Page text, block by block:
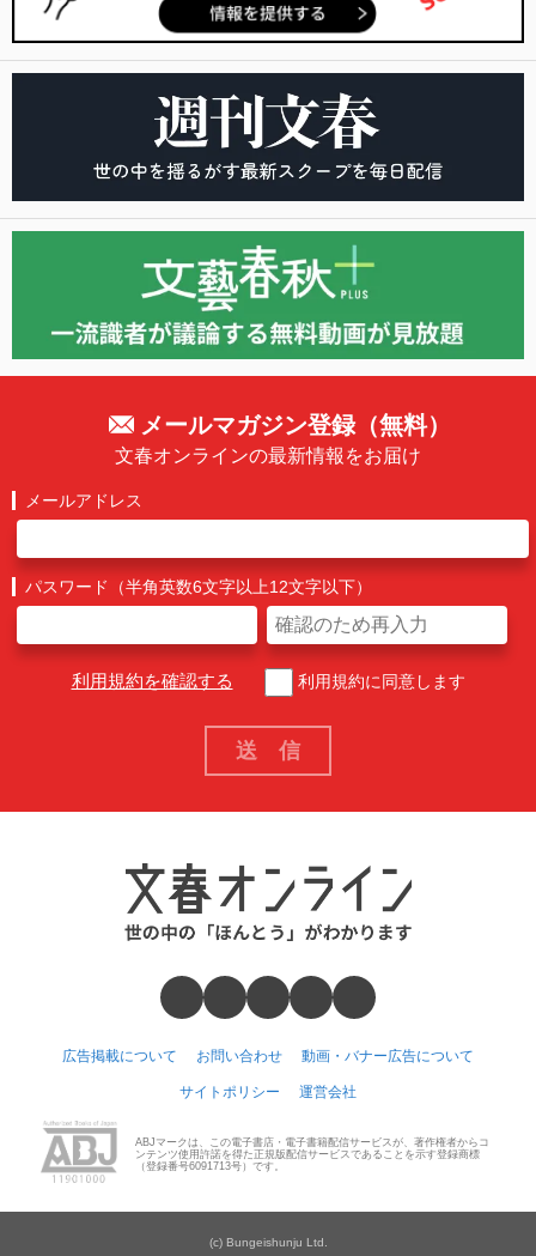
メールマガジン登録（無料）
文春オンラインの最新情報をお届け
メールアドレス
パスワード（半角英数6文字以上12文字以下）
利用規約を確認する 利用規約に同意します
広告掲載について お問い合わせ 動画・バナー広告について
サイトポリシー 運営会社
ABJマークは、この電子書店・電子書籍配信サービスが、著作権者からコ
ンテンツ使用許諾を得た正規版配信サービスであることを示す登録商標
（登録番号6091713号）です。
(c) Bungeishunju Ltd.